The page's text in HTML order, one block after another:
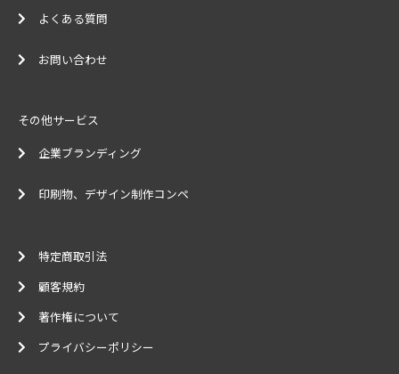
よくある質問
お問い合わせ
その他サービス
企業ブランディング
印刷物、デザイン制作コンペ
特定商取引法
顧客規約
著作権について
プライバシーポリシー